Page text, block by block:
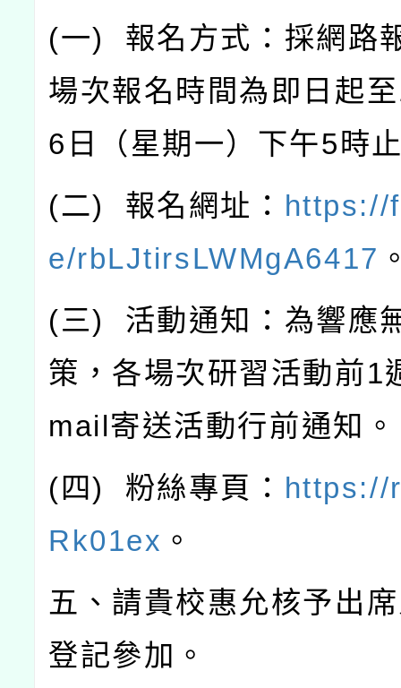
(一) 報名方式：採網路
場次報名時間為即日起至
6 日（星期一）下午5 時
(二) 報名網址： https://
e/rbLJtirsLWMgA6417
(三) 活動通知：為響應
策，各場次研習活動前1
mail寄送活動行前通知。
( 四) 粉絲專頁： https://
Rk01ex 。
五、請貴校惠允核予出
登記參加。